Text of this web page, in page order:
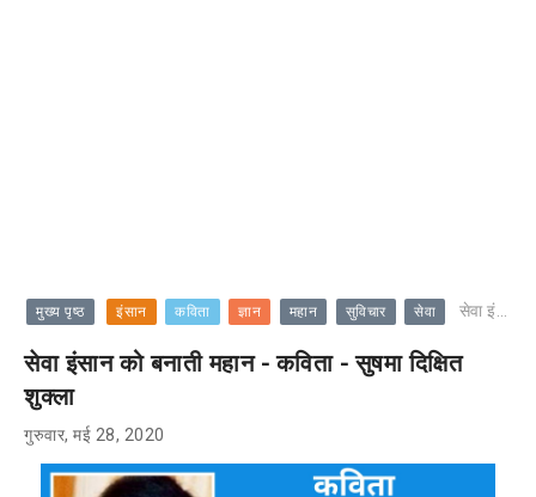
मुख्य पृष्ठ इंसान कविता ज्ञान महान सुविचार सेवा सेवा इंसान को बनाती महान - कविता - सुषमा दिक्षित शुक्ला
सेवा इंसान को बनाती महान - कविता - सुषमा दिक्षित
शुक्ला
गुरुवार, मई 28, 2020